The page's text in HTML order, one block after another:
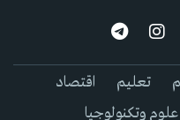
تعليم
اقتصاد
علوم وتكنولوجيا